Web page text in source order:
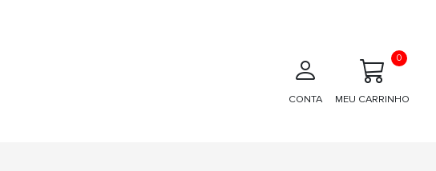
CONTA MEU CARRINHO
0